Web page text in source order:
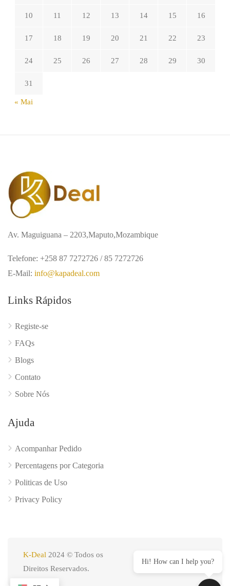
10 11 12 13 14 15 16
17 18 19 20 21 22 23
24 25 26 27 28 29 30
31
« Mai
Av. Maguiguana – 2203,Maputo,Mozambique
Telefone: +258 87 7272726 / 85 7272726
E-Mail: info@kapadeal.com
Links Rápidos
Registe-se
FAQs
Blogs
Contato
Sobre Nós
Ajuda
Acompanhar Pedido
Percentagens por Categoria
Politicas de Uso
Privacy Policy
K-Deal 2024 © Todos os
Direitos Reservados.
Hi! How can I help you?